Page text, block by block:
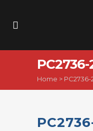
PC2736-
Home > PC2736-